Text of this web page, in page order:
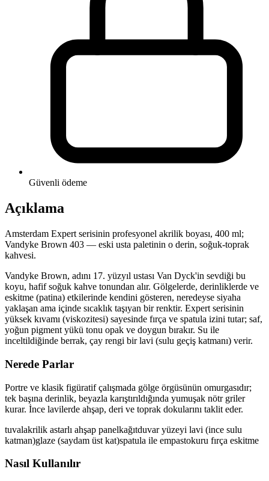
Güvenli ödeme
Açıklama
Amsterdam Expert serisinin profesyonel akrilik boyası, 400 ml;
Vandyke Brown 403 — eski usta paletinin o derin, soğuk-toprak
kahvesi.
Vandyke Brown, adını 17. yüzyıl ustası Van Dyck'in sevdiği bu
koyu, hafif soğuk kahve tonundan alır. Gölgelerde, derinliklerde ve
eskitme (patina) etkilerinde kendini gösteren, neredeyse siyaha
yaklaşan ama içinde sıcaklık taşıyan bir renktir. Expert serisinin
yüksek kıvamı (viskozitesi) sayesinde fırça ve spatula izini tutar; saf,
yoğun pigment yükü tonu opak ve doygun bırakır. Su ile
inceltildiğinde berrak, çay rengi bir lavi (sulu geçiş katmanı) verir.
Nerede Parlar
Portre ve klasik figüratif çalışmada gölge örgüsünün omurgasıdır;
tek başına derinlik, beyazla karıştırıldığında yumuşak nötr griler
kurar. İnce lavilerde ahşap, deri ve toprak dokularını taklit eder.
tuvalakrilik astarlı ahşap panelkağıtduvar yüzeyi lavi (ince sulu
katman)glaze (saydam üst kat)spatula ile empastokuru fırça eskitme
Nasıl Kullanılır